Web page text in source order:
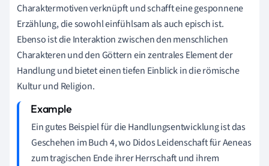
Charaktermotiven verknüpft und schafft eine gesponnene
Erzählung, die sowohl einfühlsam als auch episch ist.
Ebenso ist die Interaktion zwischen den menschlichen
Charakteren und den Göttern ein zentrales Element der
Handlung und bietet einen tiefen Einblick in die römische
Kultur und Religion.
Ein gutes Beispiel für die Handlungsentwicklung ist das
Geschehen im Buch 4, wo Didos Leidenschaft für Aeneas
zum tragischen Ende ihrer Herrschaft und ihrem